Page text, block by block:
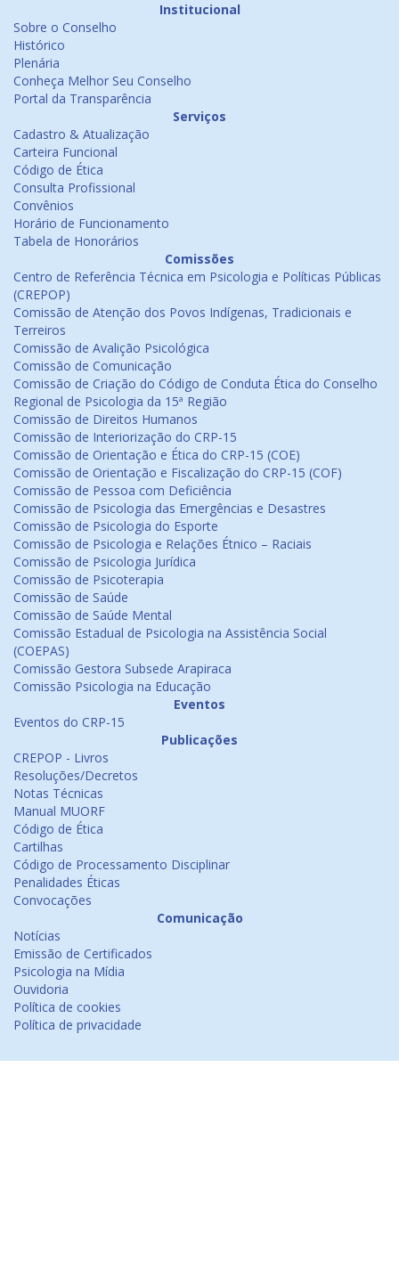
Institucional
Sobre o Conselho
Histórico
Plenária
Conheça Melhor Seu Conselho
Portal da Transparência
Serviços
Cadastro & Atualização
Carteira Funcional
Código de Ética
Consulta Profissional
Convênios
Horário de Funcionamento
Tabela de Honorários
Comissões
Centro de Referência Técnica em Psicologia e Políticas Públicas
(CREPOP)
Comissão de Atenção dos Povos Indígenas, Tradicionais e
Terreiros
Comissão de Avalição Psicológica
Comissão de Comunicação
Comissão de Criação do Código de Conduta Ética do Conselho
Regional de Psicologia da 15ª Região
Comissão de Direitos Humanos
Comissão de Interiorização do CRP-15
Comissão de Orientação e Ética do CRP-15 (COE)
Comissão de Orientação e Fiscalização do CRP-15 (COF)
Comissão de Pessoa com Deficiência
Comissão de Psicologia das Emergências e Desastres
Comissão de Psicologia do Esporte
Comissão de Psicologia e Relações Étnico – Raciais
Comissão de Psicologia Jurídica
Comissão de Psicoterapia
Comissão de Saúde
Comissão de Saúde Mental
Comissão Estadual de Psicologia na Assistência Social
(COEPAS)
Comissão Gestora Subsede Arapiraca
Comissão Psicologia na Educação
Eventos
Eventos do CRP-15
Publicações
CREPOP - Livros
Resoluções/Decretos
Notas Técnicas
Manual MUORF
Código de Ética
Cartilhas
Código de Processamento Disciplinar
Penalidades Éticas
Convocações
Comunicação
Notícias
Emissão de Certificados
Psicologia na Mídia
Ouvidoria
Política de cookies
Política de privacidade